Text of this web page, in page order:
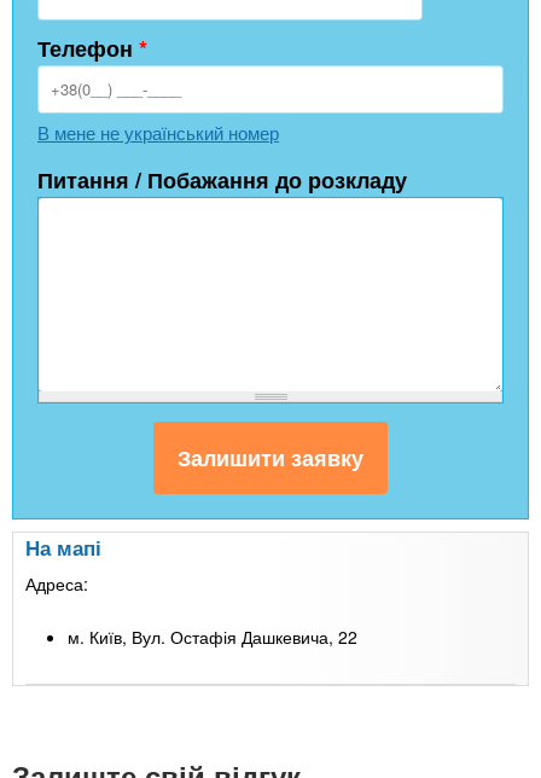
Телефон *
В мене не український номер
Питання / Побажання до розкладу
На мапі
Адреса:
м. Київ, Вул. Остафія Дашкевича, 22